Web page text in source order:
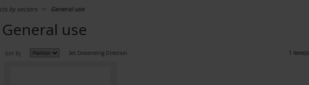
by sectors General use
General use
Sort By Set Descending Direction 1 item(s)